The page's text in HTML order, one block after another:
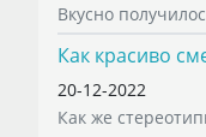
Вкусно
Как красиво
20-12-2022
Как же